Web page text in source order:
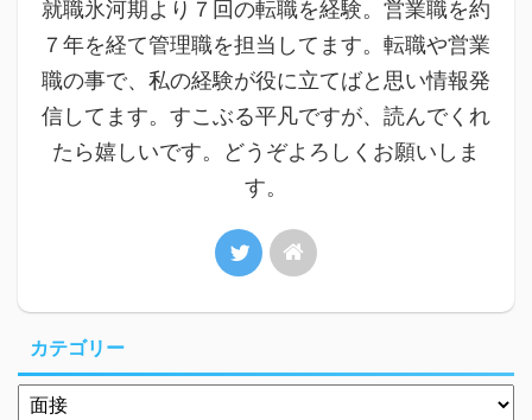
就職氷河期より７回の転職を経験。営業職を約
７年を経て管理職を担当してます。転職や営業
職の事で、私の経験が役に立てばと思い情報発
信してます。すこぶる平凡ですが、読んでくれ
たら嬉しいです。どうぞよろしくお願いしま
す。
カテゴリー